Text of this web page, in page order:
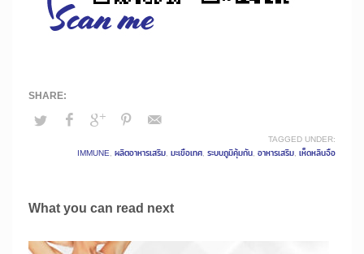
TAGGED UNDER:
IMMUNE, ผลิตอาหารเสริม, มะเขือเทศ, ระบบภูมิคุ้มกัน, อาหารเสริม, เห็ดหลินจือ
What you can read next